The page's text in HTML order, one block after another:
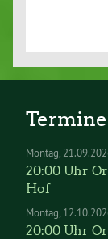
Termine
Montag
20:00 Uhr
Hof
Montag
20:00 Uhr